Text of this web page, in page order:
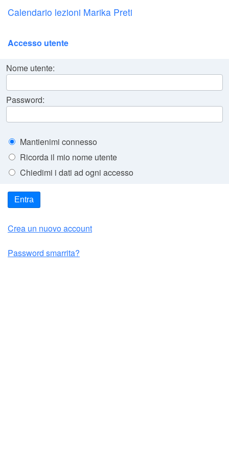
Calendario lezioni Marika Preti
Accesso utente
Nome utente:
Password:
Mantienimi connesso
Ricorda il mio nome utente
Chiedimi i dati ad ogni accesso
Entra
Crea un nuovo account
Password smarrita?